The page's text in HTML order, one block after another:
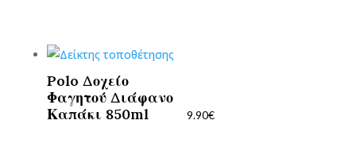
Polo Δοχείο
Φαγητού Διάφανο
Καπάκι 850ml
9.90€